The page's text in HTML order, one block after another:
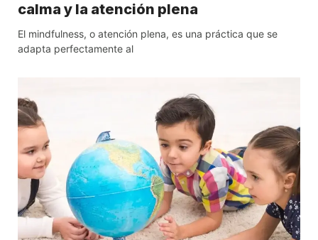
calma y la atención plena
El mindfulness, o atención plena, es una práctica que se
adapta perfectamente al